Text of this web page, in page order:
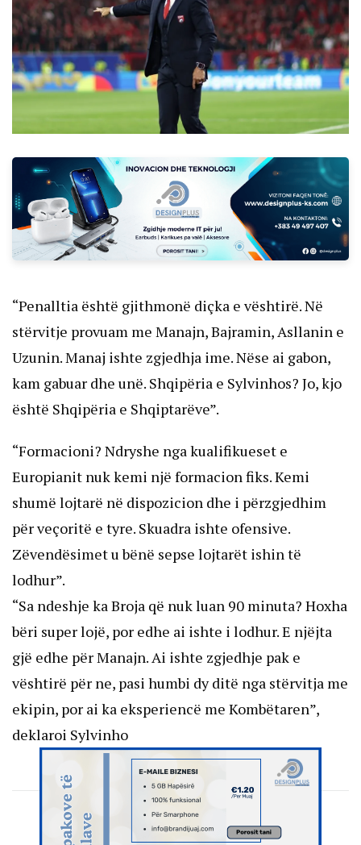
“Penalltia është gjithmonë diçka e vështirë. Në
stërvitje provuam me Manajn, Bajramin, Asllanin e
Uzunin. Manaj ishte zgjedhja ime. Nëse ai gabon,
kam gabuar dhe unë. Shqipëria e Sylvinhos? Jo, kjo
është Shqipëria e Shqiptarëve”.
“Formacioni? Ndryshe nga kualifikueset e
Europianit nuk kemi një formacion fiks. Kemi
shumë lojtarë në dispozicion dhe i përzgjedhim
për veçoritë e tyre. Skuadra ishte ofensive.
Zëvendësimet u bënë sepse lojtarët ishin të
lodhur”.
“Sa ndeshje ka Broja që nuk luan 90 minuta? Hoxha
bëri super lojë, por edhe ai ishte i lodhur. E njëjta
gjë edhe për Manajn. Ai ishte zgjedhje pak e
vështirë për ne, pasi humbi dy ditë nga stërvitja me
ekipin, por ai ka eksperiencë me Kombëtaren”,
deklaroi Sylvinho